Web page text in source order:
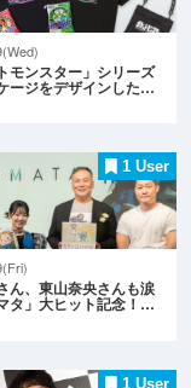
モンスター」シリーズ
ージをデザインした…
1 User
ん、東山奈央さんも涙
タ」大ヒット記念！…
1 User